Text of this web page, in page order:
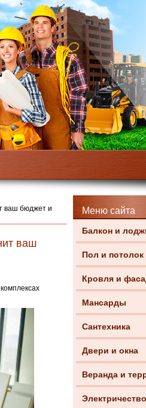
Меню сайта
Балкон и
Пол и потолок
Кровля и
Мансарды
Сантехника
Двери и окна
Веранда и
Электричество
ваш бюджет и
ваш